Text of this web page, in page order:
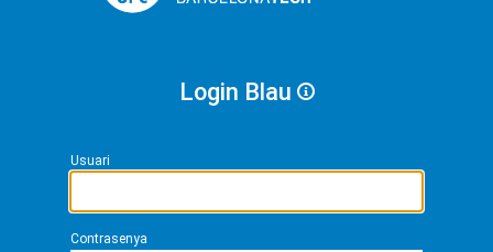
Login Blau
Usuari
Contrasenya